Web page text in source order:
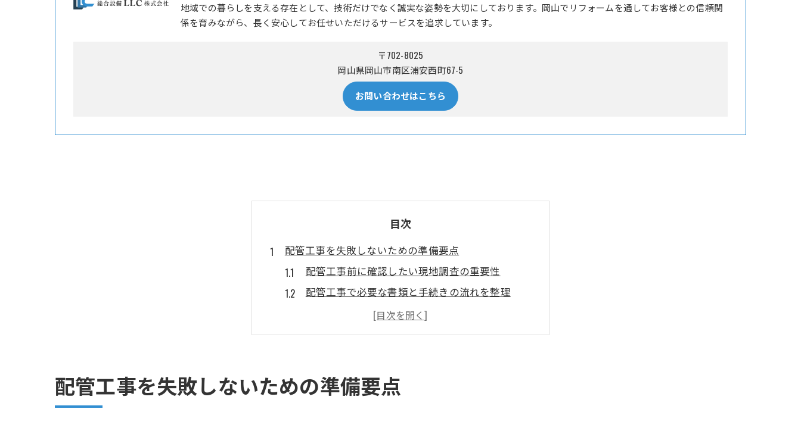
地域での暮らしを支える存在として、技術だけでなく誠実な姿勢を大切にしております。岡山でリフォームを通してお客様との信頼関
係を育みながら、長く安心してお任せいただけるサービスを追求しています。
〒702-8025
岡山県岡山市南区浦安西町67-5
お問い合わせはこちら
目次
配管工事を失敗しないための準備要点
配管工事前に確認したい現地調査の重要性
配管工事で必要な書類と手続きの流れを整理
信頼できる配管工事業者の見極め方と注意点
配管工事の見積もり比較時に注目すべきポイント
施工時に押さえたい配管工事の重要チェック
配管工事の進行管理と現場確認の基本
配管工事を失敗しないための準備要点